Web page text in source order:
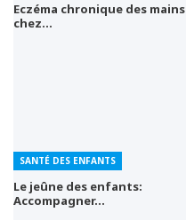
Eczéma chronique des mains
chez…
SANTÉ DES ENFANTS
Le jeûne des enfants:
Accompagner…